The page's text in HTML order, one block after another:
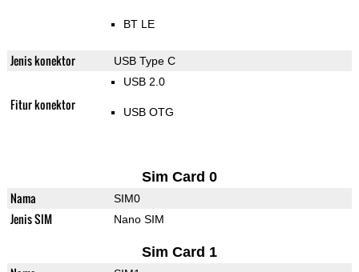
BT LE
Jenis konektor USB Type C
Fitur konektor
USB 2.0
USB OTG
Sim Card 0
Nama SIM0
Jenis SIM Nano SIM
Sim Card 1